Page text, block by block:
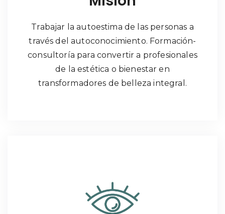
Trabajar la autoestima de las personas a
través del autoconocimiento. Formación-
consultoría para convertir a profesionales
de la estética o bienestar en
transformadores de belleza integral.